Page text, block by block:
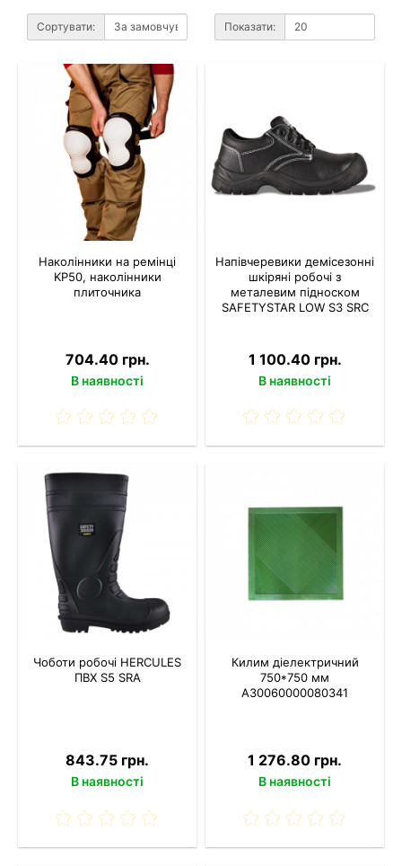
Сортувати: Показати:
Наколінники на ремінці
KP50, наколінники
плиточника
704.40 грн.
В наявності
Напівчеревики демісезонні
шкіряні робочі з
металевим підноском
SAFETYSTAR LOW S3 SRC
1 100.40 грн.
В наявності
Чоботи робочі HERCULES
ПВХ S5 SRA
843.75 грн.
В наявності
Килим діелектричний
750*750 мм
A30060000080341
1 276.80 грн.
В наявності